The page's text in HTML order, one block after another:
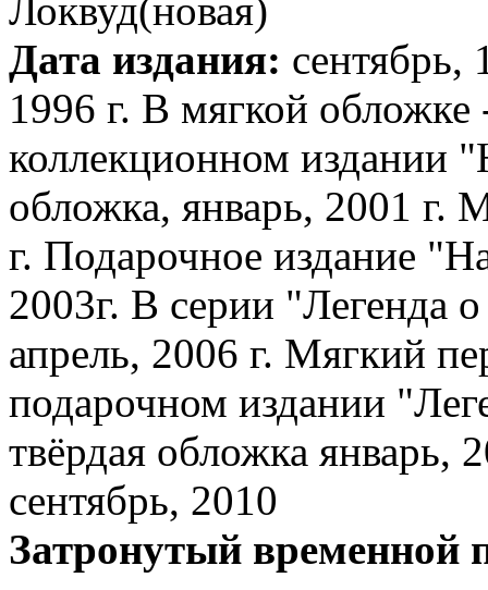
Локвуд(новая)
Дата издания: сентябрь,
1996 г. В мягкой обложке
коллекционном издании
обложка, январь, 2001 г.
г. Подарочное издание
2003г. В серии "Легенда
апрель, 2006 г. Мягкий
подарочном издании
твёрдая обложка январь,
сентябрь, 2010
Затронутый временной